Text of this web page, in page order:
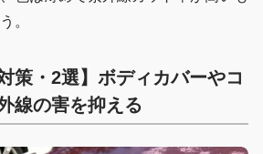
。
策・2選】ボディカバーやコ
線の害を抑える